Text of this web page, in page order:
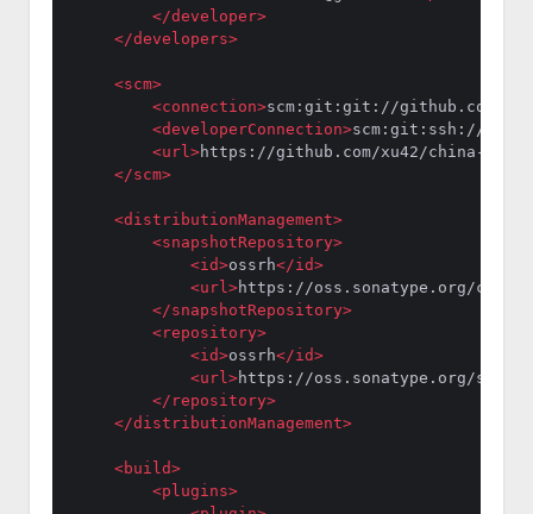
</developer>
</developers>
<scm>
<connection>scm:git:git://github.com/
<developerConnection>scm:git:ssh://
<url>https://github.com/xu42/china-
</scm>
<distributionManagement>
<snapshotRepository>
<id>ossrh</id>
<url>https://oss.sonatype.org/
</snapshotRepository>
<repository>
<id>ossrh</id>
<url>https://oss.sonatype.org/
</ repository>
</distributionManagement>
<build>
<plugins>